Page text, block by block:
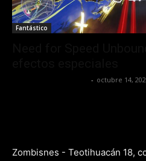
Fantástico
- octubre 14,
Zombisnes - Teotihuacán 18,